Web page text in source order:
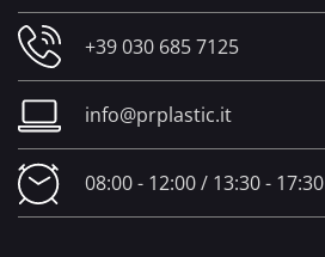
+39 030 685 7125
info@prplastic.it
08:00 - 12:00 / 13:30 - 17:30